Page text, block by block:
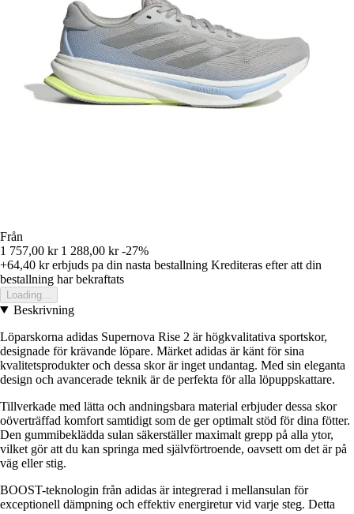
Från
1 757,00 kr 1 288,00 kr -27%
+64,40 krerbjuds pa din nasta bestallning Krediteras efter att din
bestallning har bekraftats
Loading...
Beskrivning
Löparskorna adidas Supernova Rise 2 är högkvalitativa sportskor,
designade för krävande löpare. Märket adidas är känt för sina
kvalitetsprodukter och dessa skor är inget undantag. Med sin eleganta
design och avancerade teknik är de perfekta för alla löpuppskattare.
Tillverkade med lätta och andningsbara material erbjuder dessa skor
oöverträffad komfort samtidigt som de ger optimalt stöd för dina fötter.
Den gummibeklädda sulan säkerställer maximalt grepp på alla ytor,
vilket gör att du kan springa med självförtroende, oavsett om det är på
väg eller stig.
BOOST-teknologin från adidas är integrerad i mellansulan för
exceptionell dämpning och effektiv energiretur vid varje steg. Detta